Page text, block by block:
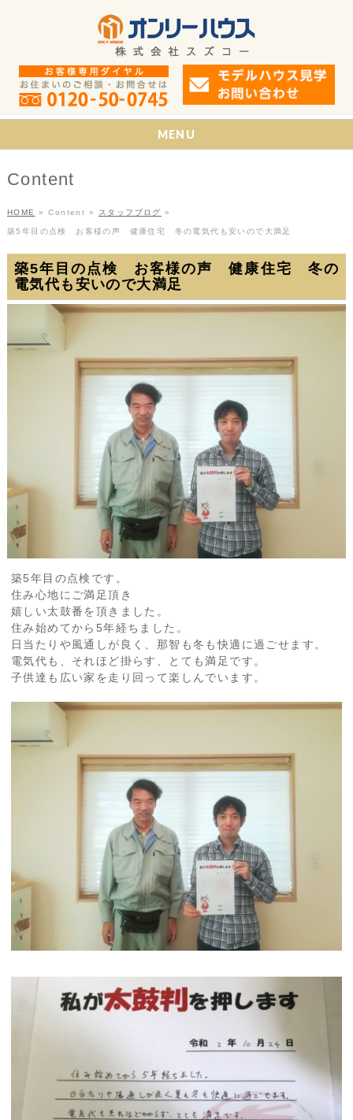
MENU
Content
HOME » Content » スタッフブログ »
築5年目の点検 お客様の声 健康住宅 冬の電気代も安いので大満足
築5年目の点検 お客様の声 健康住宅 冬の
電気代も安いので大満足
築5年目の点検です。
住み心地にご満足頂き
嬉しい太鼓番を頂きました。
住み始めてから5年経ちました。
日当たりや風通しが良く、那智も冬も快適に過ごせます。
電気代も、それほど掛らす、とても満足です。
子供達も広い家を走り回って楽しんでいます。